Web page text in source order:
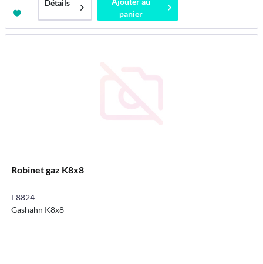
Détails
panier
Robinet gaz K8x8
E8824
Gashahn K8x8